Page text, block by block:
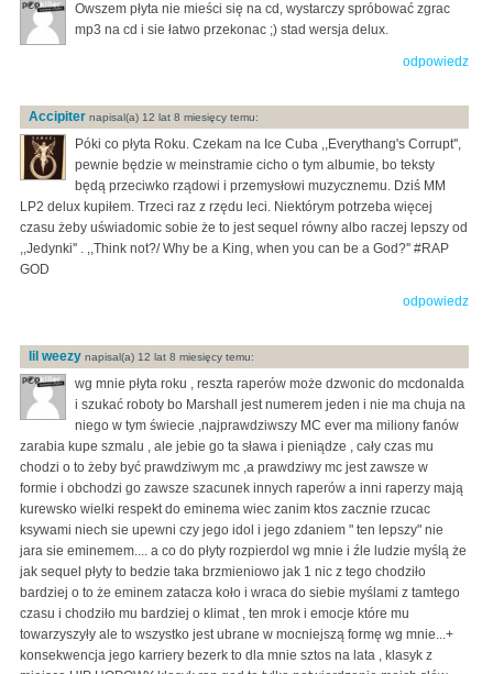
Owszem płyta nie mieści się na cd, wystarczy spróbować zgrac
mp3 na cd i sie łatwo przekonac ;) stad wersja delux.
odpowiedz
Accipiter napisal(a) 12 lat 8 miesięcy temu:
Póki co płyta Roku. Czekam na Ice Cuba ,,Everythang's Corrupt'',
pewnie będzie w meinstramie cicho o tym albumie, bo teksty
będą przeciwko rządowi i przemysłowi muzycznemu. Dziś MM
LP2 delux kupiłem. Trzeci raz z rzędu leci. Niektórym potrzeba więcej
czasu żeby uświadomic sobie że to jest sequel równy albo raczej lepszy od
,,Jedynki'' . ,,Think not?/ Why be a King, when you can be a God?'' #RAP
GOD
odpowiedz
lil weezy napisal(a) 12 lat 8 miesięcy temu:
wg mnie płyta roku , reszta raperów może dzwonic do mcdonalda
i szukać roboty bo Marshall jest numerem jeden i nie ma chuja na
niego w tym świecie ,najprawdziwszy MC ever ma miliony fanów
zarabia kupe szmalu , ale jebie go ta sława i pieniądze , cały czas mu
chodzi o to żeby być prawdziwym mc ,a prawdziwy mc jest zawsze w
formie i obchodzi go zawsze szacunek innych raperów a inni raperzy mają
kurewsko wielki respekt do eminema wiec zanim ktos zacznie rzucac
ksywami niech sie upewni czy jego idol i jego zdaniem " ten lepszy" nie
jara sie eminemem.... a co do płyty rozpierdol wg mnie i źle ludzie myślą że
jak sequel płyty to bedzie taka brzmieniowo jak 1 nic z tego chodziło
bardziej o to że eminem zatacza koło i wraca do siebie myślami z tamtego
czasu i chodziło mu bardziej o klimat , ten mrok i emocje które mu
towarzyszyły ale to wszystko jest ubrane w mocniejszą formę wg mnie...+
konsekwencja jego karriery bezerk to dla mnie sztos na lata , klasyk z